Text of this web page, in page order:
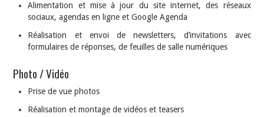
Alimentation et mise à jour du site internet, des réseaux
sociaux, agendas en ligne et Google Agenda
Réalisation et envoi de newsletters, d’invitations avec
formulaires de réponses, de feuilles de salle numériques
Photo / Vidéo
Prise de vue photos
Réalisation et montage de vidéos et teasers